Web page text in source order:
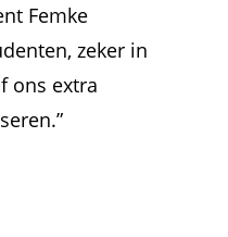
Femke
zeker in
ons extra